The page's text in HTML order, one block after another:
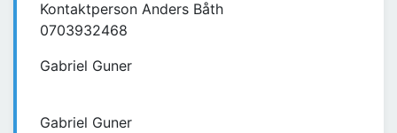
Kontaktperson Anders Båth
0703932468
Gabriel Guner
Gabriel Guner